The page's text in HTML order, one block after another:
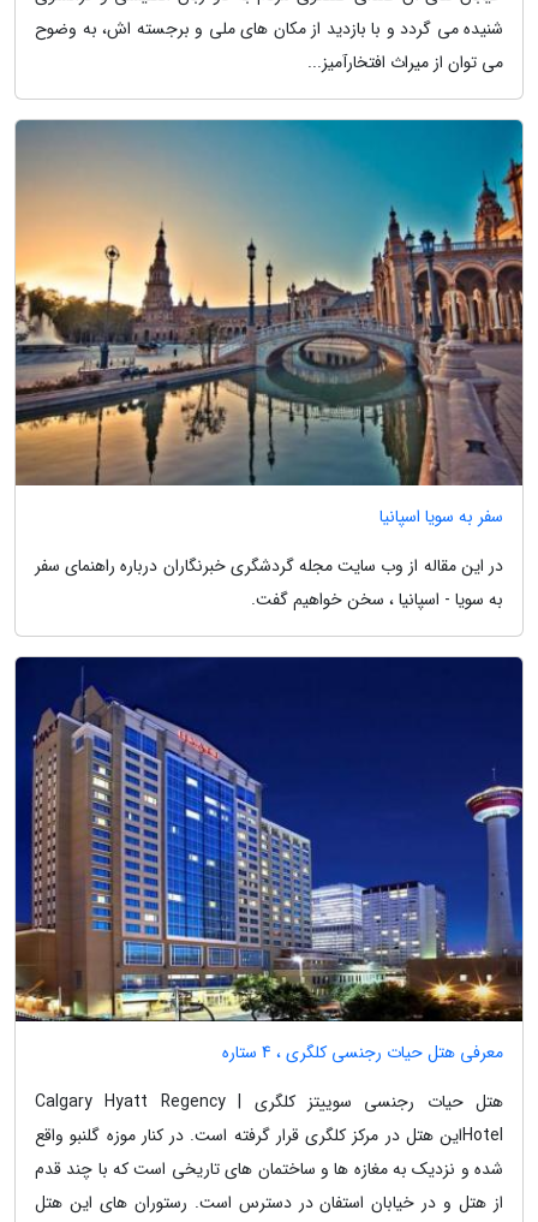
شنیده می گردد و با بازدید از مکان های ملی و برجسته اش، به وضوح
می توان از میراث افتخارآمیز...
سفر به سویا اسپانیا
در این مقاله از وب سایت مجله گردشگری خبرنگاران درباره راهنمای سفر
به سویا - اسپانیا ، سخن خواهیم گفت.
معرفی هتل حیات رجنسی کلگری ، 4 ستاره
هتل حیات رجنسی سوییتز کلگری | Calgary Hyatt Regency
Hotelاین هتل در مرکز کلگری قرار گرفته است. در کنار موزه گلنبو واقع
شده و نزدیک به مغازه ها و ساختمان های تاریخی است که با چند قدم
از هتل و در خیابان استفان در دسترس است. رستوران های این هتل